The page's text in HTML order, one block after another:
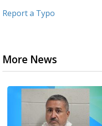
Report a Typo
More News